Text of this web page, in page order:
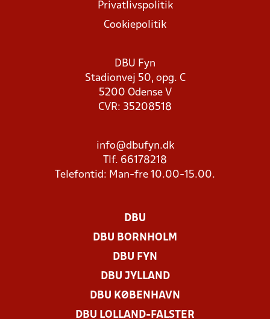
Privatlivspolitik
Cookiepolitik
DBU Fyn
Stadionvej 50, opg. C
5200 Odense V
CVR: 35208518
info@dbufyn.dk
Tlf. 66178218
Telefontid: Man-fre 10.00-15.00.
DBU
DBU BORNHOLM
DBU FYN
DBU JYLLAND
DBU KØBENHAVN
DBU LOLLAND-FALSTER